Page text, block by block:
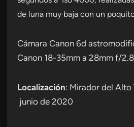
de luna muy baja con un
Cámara Canon 6d
Canon 18-35mm a 28mm f/
Localización: Mirador del Alto
junio de 2020